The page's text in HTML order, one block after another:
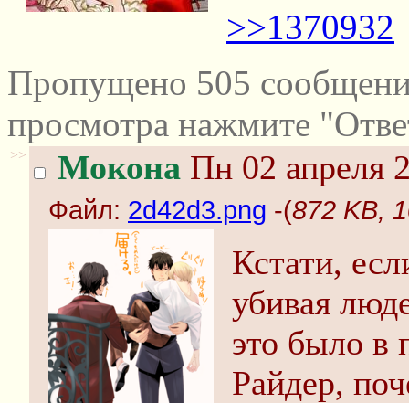
>>1370932
Пропущено 505
просмотра нажмите
>> Мокона Пн 02 апреля
Файл: 2d42d3.png -(872 KB,
Кстати,
убивая
это было в
Райдер,